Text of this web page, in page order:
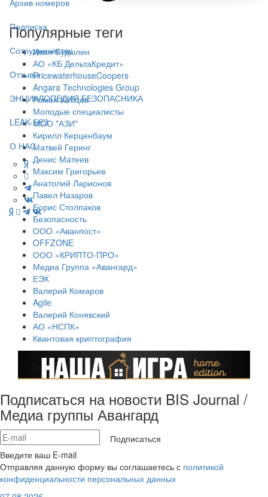
Архив номеров
Подписка
Сотрудничество
Отзывы
ЭНЦИКЛОПЕДИЯ БЕЗОПАСНИКА
LEAK-БЕЗ
О НАС
Популярные теги
Иван Будылин
АО «КБ ДельтаКредит»
PricewaterhouseCoopers
Angara Technologies Group
Роман Кобцев
Молодые специалисты
МОО "АЗИ"
Кирилл Керценбаум
Матвей Геринг
Денис Матеев
Максим Григорьев
Анатолий Ларионов
Павел Назаров
Борис Столпаков
Безопасность
ООО «Аванпост»
OFFZONE
ООО «КРИПТО-ПРО»
Медиа Группа «Авангард»
ЕЭК
Валерий Комаров
Agile
Валерий Конявский
АО «НСПК»
Квантовая криптография
Подписаться на новости BIS Journal /
Медиа группы Авангард
Подписаться
Введите ваш E-mail
Отправляя данную форму вы соглашаетесь с политикой
конфиденциальности персональных данных